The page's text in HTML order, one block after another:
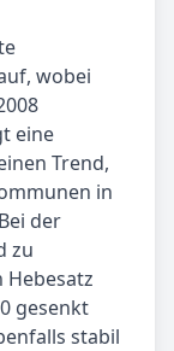
wobei
eine
Trend,
in
der
zu
gesenkt
stabil